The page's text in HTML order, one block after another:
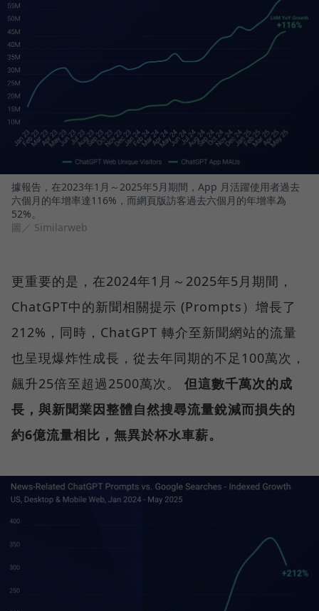
據報告，在2023年1月～2025年5月期間，App 月活躍使用者過去
六個月的年增率達116%，而網頁版訪客過去六個月的年增率為
52%。
圖／ Similarweb
更重要的是，在2024年1月～2025年5月期間，
ChatGPT中的新聞相關提示 (Prompts）增長了
212%，同時，ChatGPT 轉介至新聞網站的流量
也呈現爆炸性成長，從去年同期的不足100萬次，
飆升25倍至超過2500萬次。 但這數千萬次的成
長，與新聞業因整體自然搜尋流量銳減而損失的
約6億流量相比，無異於杯水車薪。